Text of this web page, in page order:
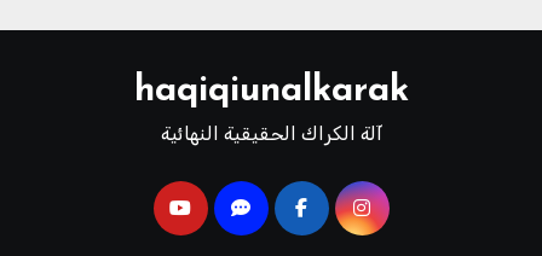
haqiqiunalkarak
آلة الكراك الحقيقية النهائية